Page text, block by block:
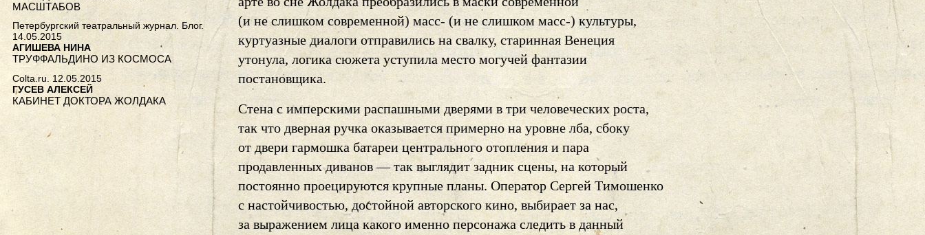
(и не слишком современной) масс- (и не слишком масс-) культуры,
куртуазные диалоги отправились на свалку, старинная Венеция
утонула, логика сюжета уступила место могучей фантазии
постановщика.
Стена с имперскими распашными дверями в три человеческих роста,
так что дверная ручка оказывается примерно на уровне лба, сбоку
от двери гармошка батареи центрального отопления и пара
продавленных диванов — так выглядит задник сцены, на который
постоянно проецируются крупные планы. Оператор Сергей Тимошенко
с настойчивостью, достойной авторского кино, выбирает за нас,
за выражением лица какого именно персонажа следить в данный
МАСШТАБОВ
Петербургский театральный журнал. Блог.
14.05.2015
АГИШЕВА НИНА
ТРУФФАЛЬДИНО ИЗ КОСМОСА
Colta.ru. 12.05.2015
ГУСЕВ АЛЕКСЕЙ
КАБИНЕТ ДОКТОРА ЖОЛДАКА